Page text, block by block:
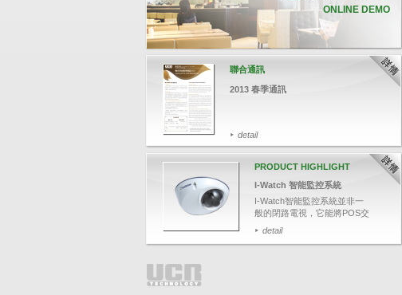
ONLINE DEMO
聯合通訊
2013 春季通訊
detail
PRODUCT HIGHLIGHT
I-Watch 智能監控系統
I-Watch智能監控系統並非一
般的閉路電視，它能將POS交
入關鍵文字，如：項目名稱、
整單取消、更改付款等，快速
detail